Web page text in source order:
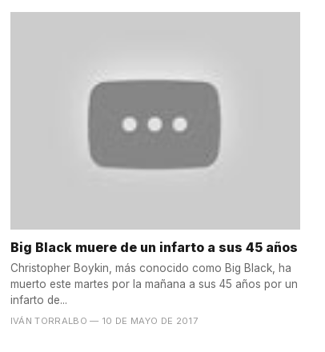
Big Black muere de un infarto a sus 45 años
Christopher Boykin, más conocido como Big Black, ha
muerto este martes por la mañana a sus 45 años por un
infarto de...
IVÁN TORRALBO — 10 DE MAYO DE 2017